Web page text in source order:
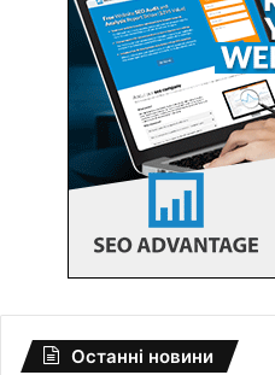
Останні новини